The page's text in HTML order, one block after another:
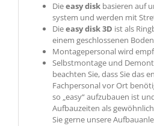
Dieeasy diskbasieren auf
system und werden mit
Dieeasy disk 3D ist als
einem geschlossenen
Montagepersonal wird
Selbstmontage und
beachten Sie, dass Sie das
Fachpersonal vor Ort
so „easy“ aufzubauen ist
Aufbauzeiten als
Sie gerne unsere